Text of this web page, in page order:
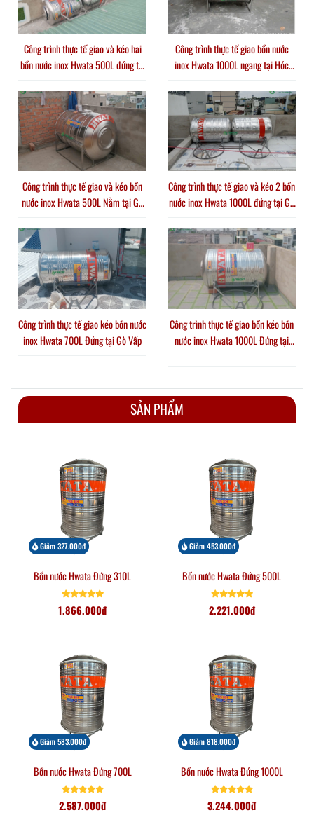
Công trình thực tế giao và kéo hai
bồn nước inox Hwata 500L đứng tại
Công trình thực tế giao bồn nước
inox Hwata 1000L ngang tại Hóc
Công trình thực tế giao và kéo bồn
nước inox Hwata 500L Nằm tại Gò
Công trình thực tế giao và kéo 2 bồn
nước inox Hwata 1000L đứng tại Gò
Công trình thực tế giao kéo bồn nước
inox Hwata 700L Đứng tại Gò Vấp
Công trình thực tế giao bồn kéo bồn
nước inox Hwata 1000L Đứng tại
SẢN PHẨM
Giảm 327.000đ
Bồn nước Hwata Đứng 310L
1.866.000đ
Giảm 453.000đ
Bồn nước Hwata Đứng 500L
2.221.000đ
Giảm 583.000đ
Bồn nước Hwata Đứng 700L
2.587.000đ
Giảm 818.000đ
Bồn nước Hwata Đứng 1000L
3.244.000đ